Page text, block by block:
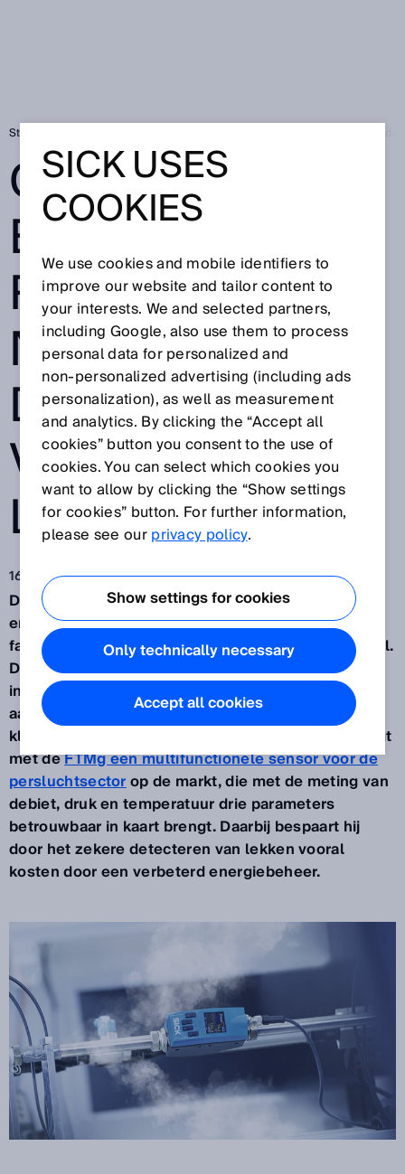
Startpagina
GOED
ENERGIEBEHEE
R MET DE
NIEUWE
DEBIETSENSOR
VOOR
LEKDETECTIE
16 feb 2020
De kleine grote spaarder: Energie-efficiëntie en
energietransparantie spelen ook in de
fabrieksautomatisering een steeds belangrijkere rol.
Dat, wat voor de procesautomatisering bij de
immense energie-uitgaven reeds een gevestigde
aanjager voor innovation is, geldt dus ook in het
klein. SICK reageert op deze ontwikkeling en brengt
met deFTMg een multifunctionele sensor voor de
persluchtsectorop de markt, die met de meting van
debiet, druk en temperatuur drie parameters
betrouwbaar in kaart brengt. Daarbij bespaart hij
door het zekere detecteren van lekken vooral
kosten door een verbeterd energiebeheer.
SICK USES
COOKIES
We use cookies and mobile identifiers to
improve our website and tailor content to
your interests. We and selected partners,
including Google, also use them to process
personal data for personalized and
non‑personalized advertising (including ads
personalization), as well as measurement
and analytics. By clicking the “Accept all
cookies” button you consent to the use of
cookies. You can select which cookies you
want to allow by clicking the “Show settings
for cookies” button. For further information,
please see ourprivacy policy.
Show settings for cookies
Only technically necessary
Accept all cookies